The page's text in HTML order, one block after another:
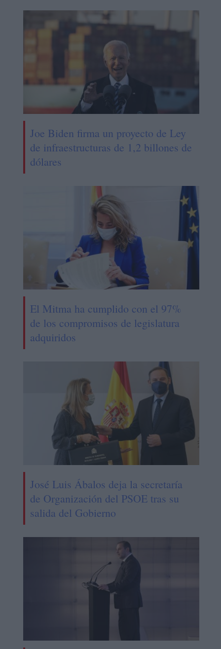
Joe Biden firma un proyecto de Ley
de infraestructuras de 1,2 billones de
dólares
El Mitma ha cumplido con el 97%
de los compromisos de legislatura
adquiridos
José Luis Ábalos deja la secretaría
de Organización del PSOE tras su
salida del Gobierno